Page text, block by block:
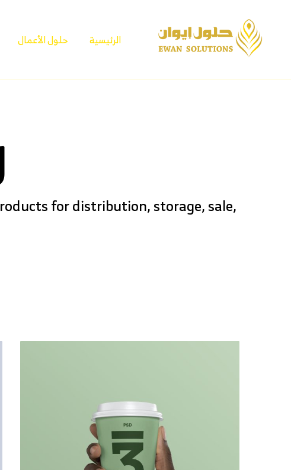
الرئيسية حلول الأعمال
for distribution, storage, sale,